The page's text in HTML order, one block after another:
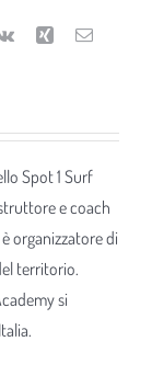
Vk Xing Email
Spot 1 Surf
e coach
organizzatore di
territorio.
si